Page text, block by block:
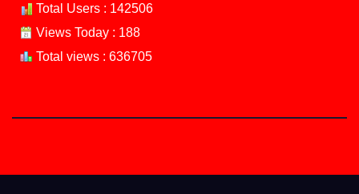
Total Users : 142506
Views Today : 188
Total views : 636705